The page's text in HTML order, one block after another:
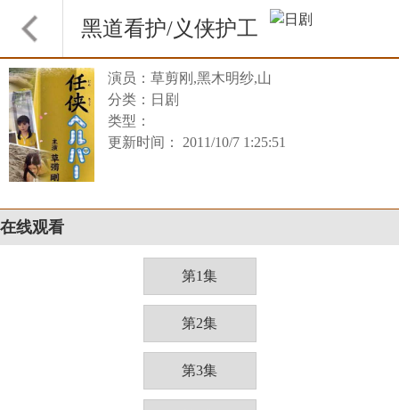
黑道看护/义侠护工
演员：草剪刚,黑木明纱,山
分类：日剧
类型：
更新时间： 2011/10/7 1:25:51
在线观看
第1集
第2集
第3集